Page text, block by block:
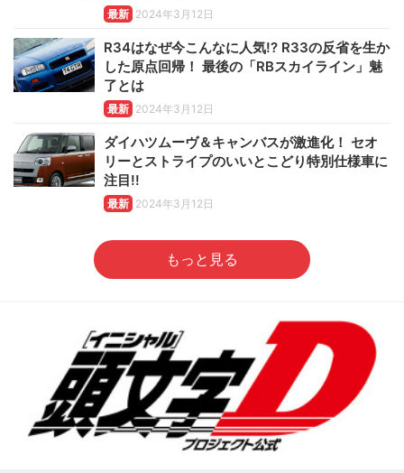
最新 2024年3月12日
R34はなぜ今こんなに人気!? R33の反省を生か
した原点回帰！ 最後の「RBスカイライン」魅
了とは
最新 2024年3月12日
ダイハツムーヴ＆キャンバスが激進化！ セオ
リーとストライプのいいとこどり特別仕様車に
注目!!
最新 2024年3月12日
もっと見る